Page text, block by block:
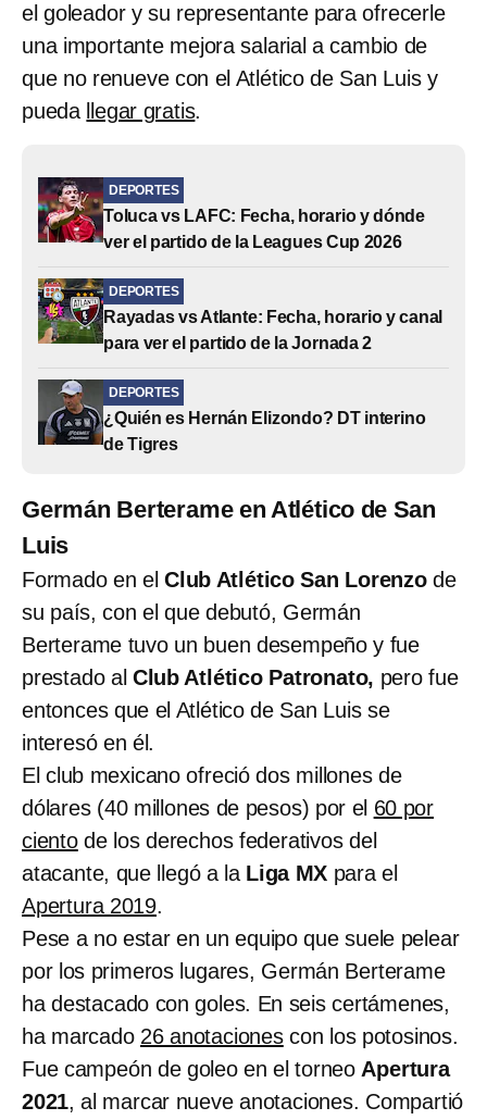
el goleador y su representante para ofrecerle
una importante mejora salarial a cambio de
que no renueve con el Atlético de San Luis y
pueda llegar gratis.
DEPORTES
Toluca vs LAFC: Fecha, horario y dónde
ver el partido de la Leagues Cup 2026
DEPORTES
Rayadas vs Atlante: Fecha, horario y canal
para ver el partido de la Jornada 2
DEPORTES
¿Quién es Hernán Elizondo? DT interino
de Tigres
Germán Berterame en Atlético de San
Luis
Formado en el Club Atlético San Lorenzode
su país, con el que debutó, Germán
Berterame tuvo un buen desempeño y fue
prestado al Club Atlético Patronato, pero fue
entonces que el Atlético de San Luis se
interesó en él.
El club mexicano ofreció dos millones de
dólares (40 millones de pesos) por el 60 por
cientode los derechos federativos del
atacante, que llegó a laLiga MX para el
Apertura 2019.
Pese a no estar en un equipo que suele pelear
por los primeros lugares, Germán Berterame
ha destacado con goles. En seis certámenes,
ha marcado 26 anotacionescon los potosinos.
Fue campeón de goleo en el torneo Apertura
2021, al marcar nueve anotaciones. Compartió